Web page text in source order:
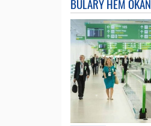
BULARY HEM OKAŇ